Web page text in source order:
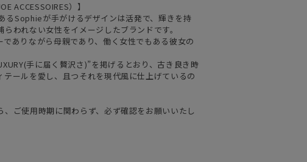
ACCESSOIRES）】
るSophieが手がけるデザインは活発で、輝きを持
われない女性をイメージしたブランドです。
ありながら母親であり、働く女性でもある彼女の
手に届く贅沢さ)”を掲げるとおり、古き良き時
テールを愛し、且つそれを現代風に仕上げているの
ご使用時期に関わらず、必ず確認をお願いいたし